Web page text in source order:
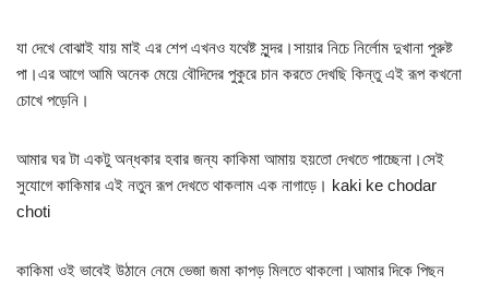
যা দেখে বোঝাই যায় মাই এর শেপ এখনও যথেষ্ট সুন্দর।সায়ার নিচে নির্লোম দুখানা পুরুষ্ট
পা।এর আগে আমি অনেক মেয়ে বৌদিদের পুকুরে চান করতে দেখছি কিন্তু এই রূপ কখনো
চোখে পড়েনি।
আমার ঘর টা একটু অন্ধকার হবার জন্য কাকিমা আমায় হয়তো দেখতে পাচ্ছেনা।সেই
সুযোগে কাকিমার এই নতুন রূপ দেখতে থাকলাম এক নাগাড়ে। kaki ke chodar
choti
কাকিমা ওই ভাবেই উঠানে নেমে ভেজা জমা কাপড় মিলতে থাকলো।আমার দিকে পিছন